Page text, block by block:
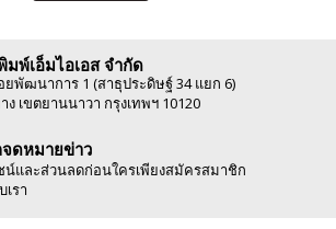
พ์เอ็มไอเอส จำกัด
ยพัฒนาการ 1 (สาธุประดิษฐ์ 34 แยก 6)
ง เขตยานนาวา กรุงเทพฯ 10120
ดหมายข่าว
น์และส่วนลดก่อนใครเพียงสมัครสมาชิก
รา